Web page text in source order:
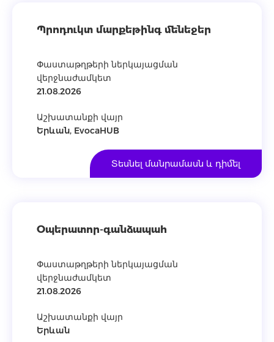
Պրոդուկտ մարքեթինգ մենեջեր
Փաստաթղթերի ներկայացման
վերջնաժամկետ
21.08.2026
Աշխատանքի վայր
Երևան, EvocaHUB
Տեսնել մանրամասն և դիմել
Օպերատոր-գանձապահ
Փաստաթղթերի ներկայացման
վերջնաժամկետ
21.08.2026
Աշխատանքի վայր
Երևան